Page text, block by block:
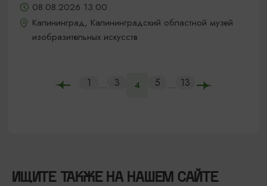
08.08.2026 13:00
Калининград, Калининградский областной музей
изобразительных искусств
1 ... 3 4 5 ... 13
ИЩИТЕ ТАКЖЕ НА НАШЕМ САЙТЕ